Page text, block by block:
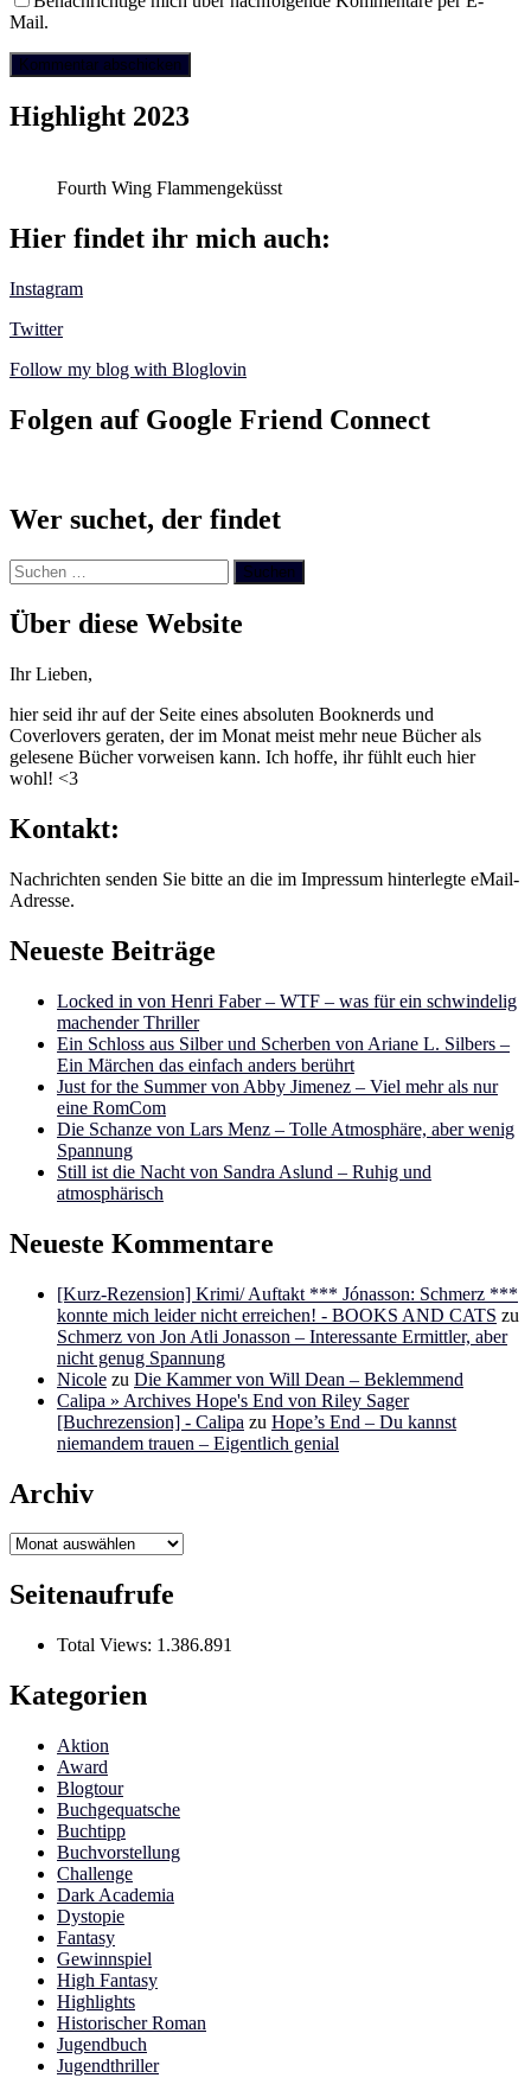
Mail.
Highlight 2023
Fourth Wing Flammengeküsst
Hier findet ihr mich auch:
Instagram
Twitter
Follow my blog with Bloglovin
Folgen auf Google Friend Connect
Wer suchet, der findet
Suchen
nach:
Über diese Website
Ihr Lieben,
hier seid ihr auf der Seite eines absoluten Booknerds und
Coverlovers geraten, der im Monat meist mehr neue Bücher als
gelesene Bücher vorweisen kann. Ich hoffe, ihr fühlt euch hier
wohl! <3
Kontakt:
Nachrichten senden Sie bitte an die im Impressum hinterlegte eMail-
Adresse.
Neueste Beiträge
Locked in von Henri Faber – WTF – was für ein schwindelig
machender Thriller
Ein Schloss aus Silber und Scherben von Ariane L. Silbers –
Ein Märchen das einfach anders berührt
Just for the Summer von Abby Jimenez – Viel mehr als nur
eine RomCom
Die Schanze von Lars Menz – Tolle Atmosphäre, aber wenig
Spannung
Still ist die Nacht von Sandra Aslund – Ruhig und
atmosphärisch
Neueste Kommentare
[Kurz-Rezension] Krimi/ Auftakt *** Jónasson: Schmerz ***
konnte mich leider nicht erreichen! - BOOKS AND CATS zu
Schmerz von Jon Atli Jonasson – Interessante Ermittler, aber
nicht genug Spannung
Nicole zu Die Kammer von Will Dean – Beklemmend
Calipa » Archives Hope's End von Riley Sager
[Buchrezension] - Calipa zu Hope’s End – Du kannst
niemandem trauen – Eigentlich genial
Archiv
Archiv
Seitenaufrufe
Total Views: 1.386.891
Kategorien
Aktion
Award
Blogtour
Buchgequatsche
Buchtipp
Buchvorstellung
Challenge
Dark Academia
Dystopie
Fantasy
Gewinnspiel
High Fantasy
Highlights
Historischer Roman
Jugendbuch
Jugendthriller